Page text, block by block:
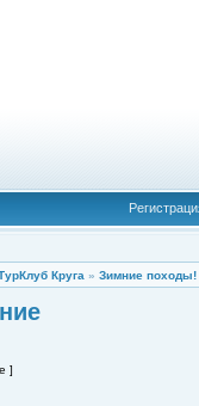
Круга » Зимние походы!
]